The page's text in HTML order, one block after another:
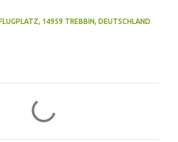
14959 TREBBIN, DEUTSCHLAND